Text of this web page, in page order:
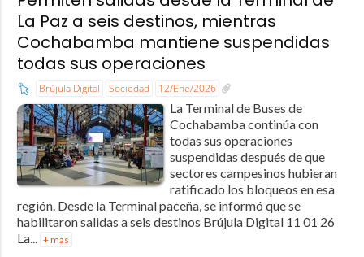
La Paz a seis destinos, mientras
Cochabamba mantiene suspendidas
todas sus operaciones
Brújula Digital Sociedad 12/Ene/2026
La Terminal de Buses de
Cochabamba continúa con
todas sus operaciones
suspendidas después de que
sectores campesinos hubieran
ratificado los bloqueos en esa
región. Desde la Terminal paceña, se informó que se
habilitaron salidas a seis destinos Brújula Digital 11 01 26
La...
+ más